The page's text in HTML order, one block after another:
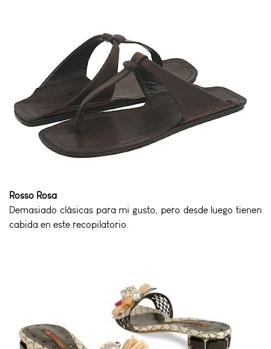
Rosso Rosa
Demasiado clásicas para mi gusto, pero desde luego tienen
cabida en este recopilatorio.